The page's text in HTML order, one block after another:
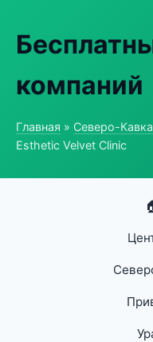
компаний
Главная » Северо-
Esthetic Velvet Clinic